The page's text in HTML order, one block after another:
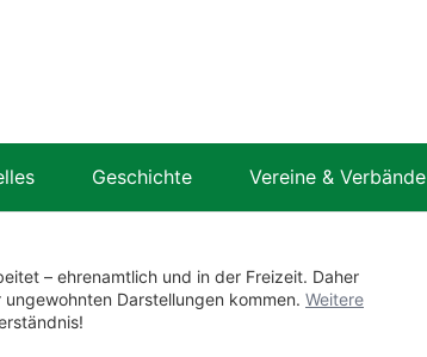
Geschichte Vereine & Verbände
– ehrenamtlich und in der Freizeit. Daher
Darstellungen kommen. Weitere